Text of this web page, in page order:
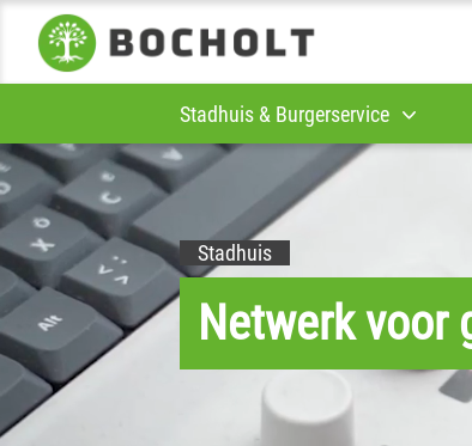
Stadhuis & Burgerservice
Stadhuis
Netwerk voor